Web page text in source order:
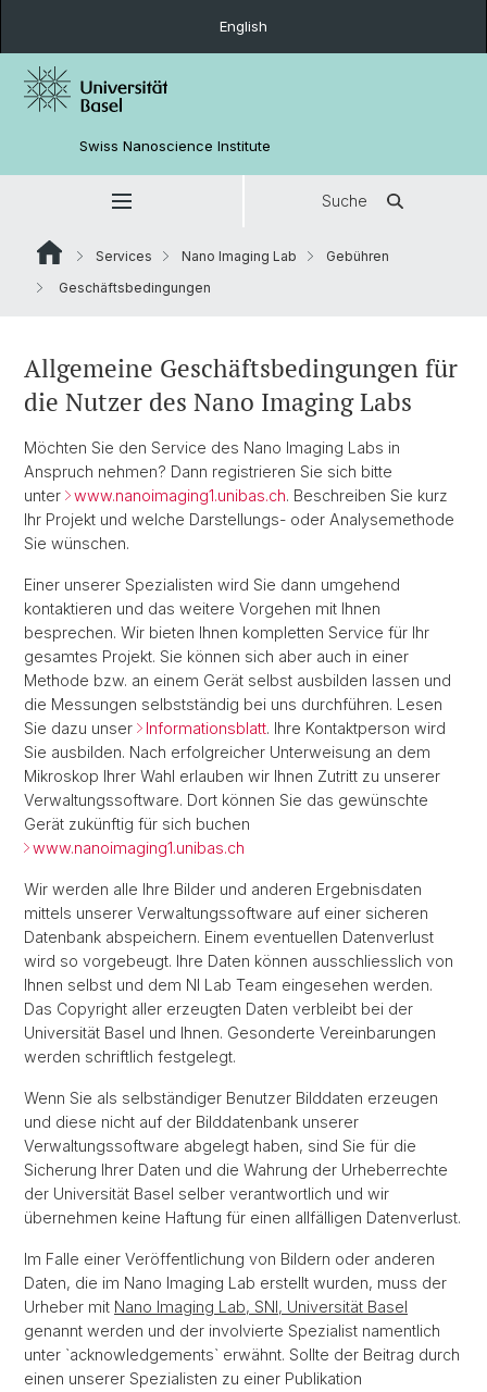
English
Swiss Nanoscience Institute
Suche
Services Nano Imaging Lab
Gebühren
Geschäftsbedingungen
Allgemeine Geschäftsbedingungen für
die Nutzer des Nano Imaging Labs
Möchten Sie den Service des Nano Imaging Labs in
Anspruch nehmen? Dann registrieren Sie sich bitte
unter
www.nanoimaging1.unibas.ch. Beschreiben Sie kurz
Ihr Projekt und welche Darstellungs- oder Analysemethode
Sie wünschen.
Einer unserer Spezialisten wird Sie dann umgehend
kontaktieren und das weitere Vorgehen mit Ihnen
besprechen. Wir bieten Ihnen kompletten Service für Ihr
gesamtes Projekt. Sie können sich aber auch in einer
Methode bzw. an einem Gerät selbst ausbilden lassen und
die Messungen selbstständig bei uns durchführen. Lesen
Sie dazu unser
Informationsblatt. Ihre Kontaktperson wird
Sie ausbilden. Nach erfolgreicher Unterweisung an dem
Mikroskop Ihrer Wahl erlauben wir Ihnen Zutritt zu unserer
Verwaltungssoftware. Dort können Sie das gewünschte
Gerät zukünftig für sich buchen
www.nanoimaging1.unibas.ch
Wir werden alle Ihre Bilder und anderen Ergebnisdaten
mittels unserer Verwaltungssoftware auf einer sicheren
Datenbank abspeichern. Einem eventuellen Datenverlust
wird so vorgebeugt. Ihre Daten können ausschliesslich von
Ihnen selbst und dem NI Lab Team eingesehen werden.
Das Copyright aller erzeugten Daten verbleibt bei der
Universität Basel und Ihnen. Gesonderte Vereinbarungen
werden schriftlich festgelegt.
Wenn Sie als selbständiger Benutzer Bilddaten erzeugen
und diese nicht auf der Bilddatenbank unserer
Verwaltungssoftware abgelegt haben, sind Sie für die
Sicherung Ihrer Daten und die Wahrung der Urheberrechte
der Universität Basel selber verantwortlich und wir
übernehmen keine Haftung für einen allfälligen Datenverlust.
Im Falle einer Veröffentlichung von Bildern oder anderen
Daten, die im Nano Imaging Lab erstellt wurden, muss der
Urheber mit Nano Imaging Lab, SNI, Universität Basel
genannt werden und der involvierte Spezialist namentlich
unter `acknowledgements` erwähnt. Sollte der Beitrag durch
einen unserer Spezialisten zu einer Publikation